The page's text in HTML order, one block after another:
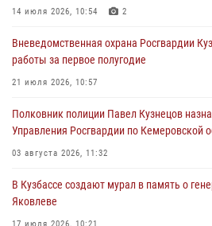
Росгвардейцы пресекли нарушение
05 августа 2026, 08:10
Росгвардейцы в Юрге пресекли попытку
05 августа 2026, 07:45
14 июля 2026, 10:54 2
Вневедомственная охрана Росгвардии
работы за первое полугодие
21 июля 2026, 10:57
Полковник полиции Павел Кузнецов
Управления Росгвардии по Кемеровской
03 августа 2026, 11:32
В Кузбассе создают мурал в память о
Яковлеве
17 июля 2026, 10:21